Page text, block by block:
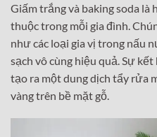
Giấm trắng và baking soda là
thuộc trong mỗi gia đình.
như các loại gia vị trong nấu
sạch vô cùng hiệu quả. Sự
tạo ra một dung dịch tẩy rửa
vàng trên bề mặt gỗ.